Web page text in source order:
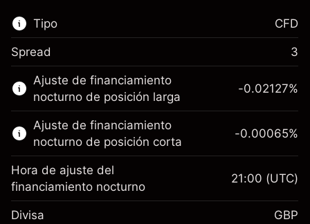
Tipo
Este mercado financiero está disponible para
hacer trading con CFD.
Obtén más información sobre:
CFD
CFD
Spread 3
Ajuste de financiamiento
nocturno de posición larga
£1,000.00
-0.02127%
Ajuste de financiamiento
nocturno de posición corta
-0.00065%
Hora de ajuste del
financiamiento nocturno
21:00 (UTC)
Divisa GBP